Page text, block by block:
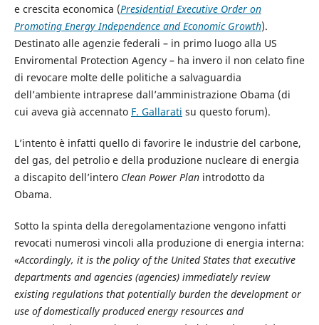
e crescita economica (Presidential Executive Order on
Promoting Energy Independence and Economic Growth).
Destinato alle agenzie federali – in primo luogo alla US
Enviromental Protection Agency – ha invero il non celato fine
di revocare molte delle politiche a salvaguardia
dell’ambiente intraprese dall’amministrazione Obama (di
cui aveva già accennato F. Gallarati su questo forum).
L’intento è infatti quello di favorire le industrie del carbone,
del gas, del petrolio e della produzione nucleare di energia
a discapito dell’intero Clean Power Planintrodotto da
Obama.
Sotto la spinta della deregolamentazione vengono infatti
revocati numerosi vincoli alla produzione di energia interna:
«Accordingly, it is the policy of the United States that executive
departments and agencies (agencies) immediately review
existing regulations that potentially burden the development or
use of domestically produced energy resources and